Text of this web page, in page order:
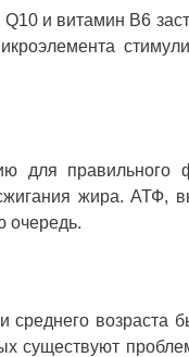
и витамин B6
для правильного
жира. АТФ,
очередь.
возраста
существуют